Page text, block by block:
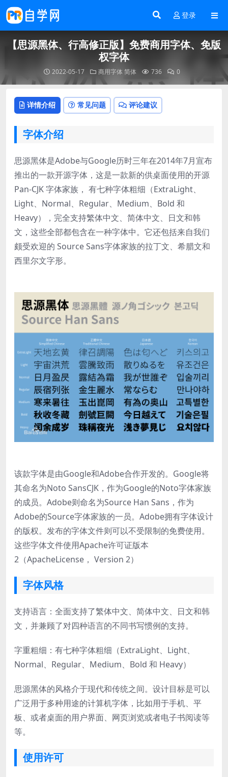
登录
【思源黑体、行高修正版】免费商用字体、免版
权字体
2022-05-17 商用字体 简体 736 0
详情介绍 常见问题 评论建议
字体介绍
思源黑体是Adobe与Google历时三年在2014年7月宣布
推出的一款开源字体，这是一款新的供桌面使用的开源
Pan-CJK 字体家族， 有七种字体粗细（ExtraLight、
Light、Normal、Regular、Medium、Bold 和
Heavy），完全支持繁体中文、简体中文、日文和韩
文，这些全部都包含在一种字体中。它还包括来自我们
颇受欢迎的 Source Sans字体家族的拉丁文、希腊文和
西里尔文字形。
该款字体是由Google和Adobe合作开发的。Google将
其命名为Noto SansCJK，作为Google的Noto字体家族
的成员。Adobe则命名为Source Han Sans，作为
Adobe的Source字体家族的一员。Adobe拥有字体设计
的版权。发布的字体文件则可以不受限制的免费使用。
这些字体文件使用Apache许可证版本
2（ApacheLicense， Version 2）
字体风格
支持语言：全面支持了繁体中文、简体中文、日文和韩
文，并兼顾了对四种语言的不同书写惯例的支持。
字重粗细：有七种字体粗细（ExtraLight、Light、
Normal、Regular、Medium、Bold 和 Heavy）
思源黑体的风格介于现代和传统之间。设计目标是可以
广泛用于多种用途的计算机字体，比如用于手机、平
板、或者桌面的用户界面、网页浏览或者电子书阅读等
等。
使用许可